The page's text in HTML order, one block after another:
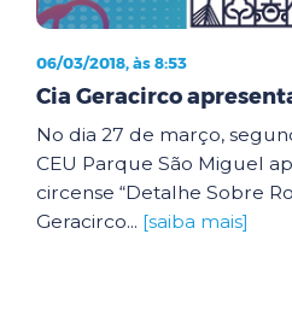
06/03/2018, às 8:53
Cia Geracirco
No dia 27 de março,
CEU Parque São Miguel
circense “Detalhe Sobre
Geracirco... [saiba mais]